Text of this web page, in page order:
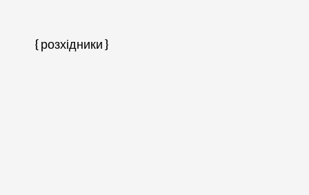
{ розхідники }